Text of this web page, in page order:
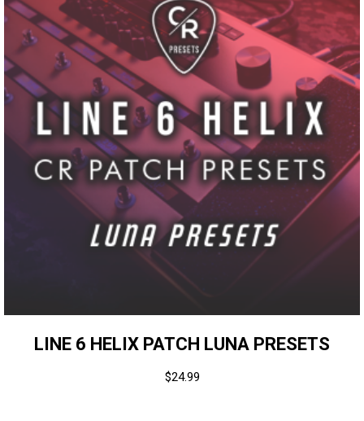
LINE 6 HELIX PATCH LUNA PRESETS
$24.99